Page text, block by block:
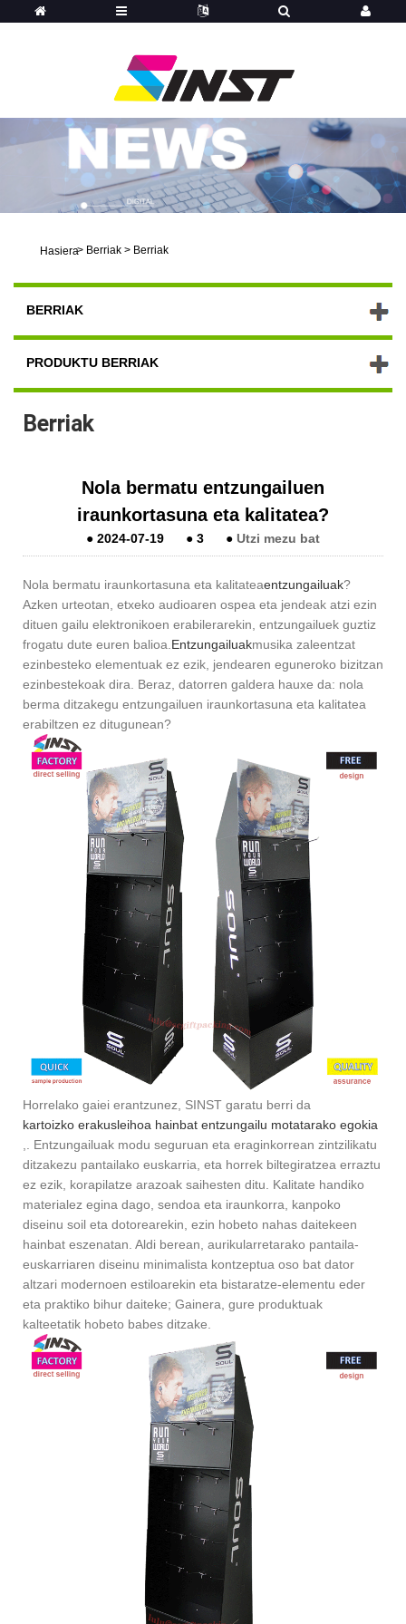
Hasiera> Berriak > Berriak
BERRIAK
PRODUKTU BERRIAK
Berriak
Nola bermatu entzungailuen
iraunkortasuna eta kalitatea?
● 2024-07-19 ● 3 ● Utzi mezu bat
Nola bermatu iraunkortasuna eta kalitateaentzungailuak?
Azken urteotan, etxeko audioaren ospea eta jendeak atzi ezin
dituen gailu elektronikoen erabilerarekin, entzungailuek guztiz
frogatu dute euren balioa. Entzungailuakmusika zaleentzat
ezinbesteko elementuak ez ezik, jendearen eguneroko bizitzan
ezinbestekoak dira. Beraz, datorren galdera hauxe da: nola
berma ditzakegu entzungailuen iraunkortasuna eta kalitatea
erabiltzen ez ditugunean?
Horrelako gaiei erantzunez, SINST garatu berri da
kartoizko erakusleihoa hainbat entzungailu motatarako egokia
,. Entzungailuak modu seguruan eta eraginkorrean zintzilikatu
ditzakezu pantailako euskarria, eta horrek biltegiratzea erraztu
ez ezik, korapilatze arazoak saihesten ditu. Kalitate handiko
materialez egina dago, sendoa eta iraunkorra, kanpoko
diseinu soil eta dotorearekin, ezin hobeto nahas daitekeen
hainbat eszenatan. Aldi berean, aurikularretarako pantaila-
euskarriaren diseinu minimalista kontzeptua oso bat dator
altzari modernoen estiloarekin eta bistaratze-elementu eder
eta praktiko bihur daiteke; Gainera, gure produktuak
kalteetatik hobeto babes ditzake.